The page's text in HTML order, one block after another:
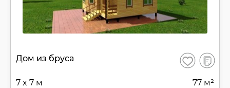
Дом из бруса Сохранить
В
7 x 7 м 77 м²